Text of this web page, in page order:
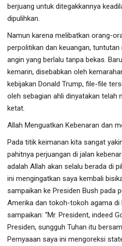
berjuang untuk ditegakkannya
dipulihkan.
Namun karena melibatkan orang-
perpolitikan dan keuangan,
angin yang berlalu tanpa bekas.
kemarin, disebabkan oleh
kebijakan Donald Trump, file-file
oleh sebagian ahli dinyatakan telah
ketat.
Allah Menguatkan Kebenaran dan
Pada titik keimanan kita sangat
pahitnya perjuangan di jalan
adalah Allah akan selalu berada di
ini mengingatkan saya kembali
sampaikan ke Presiden Bush pada
Amerika dan tokoh-tokoh agama di
sampaikan: “Mr. President, indeed
Presiden, sungguh Tuhan itu
Pernyaaan saya ini mengoreksi